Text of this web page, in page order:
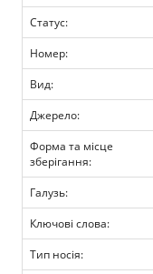
Статус:
Номер:
Вид:
Джерело:
Форма та місце
зберігання:
Галузь:
Ключові слова:
Тип носія: